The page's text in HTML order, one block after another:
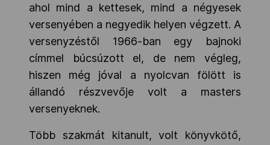
ahol mind a kettesek, mind a négyesek
versenyében a negyedik helyen végzett. A
versenyzéstől 1966-ban egy bajnoki
címmel búcsúzott el, de nem végleg,
hiszen még jóval a nyolcvan fölött is
állandó részvevője volt a masters
versenyeknek.
Több szakmát kitanult, volt könyvkötő,